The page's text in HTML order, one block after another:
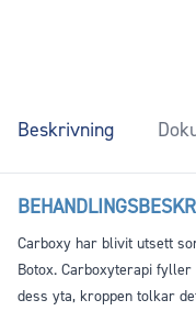
Beskrivning
Carboxy har blivit utsett
Botox. Carboxyterapi
dess yta, kroppen tolkar